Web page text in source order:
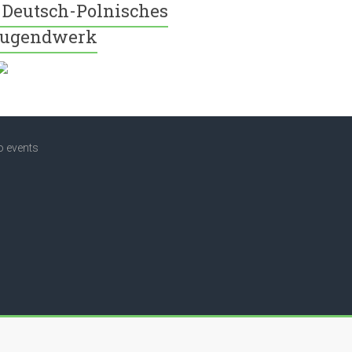
Deutsch-Polnisches
events